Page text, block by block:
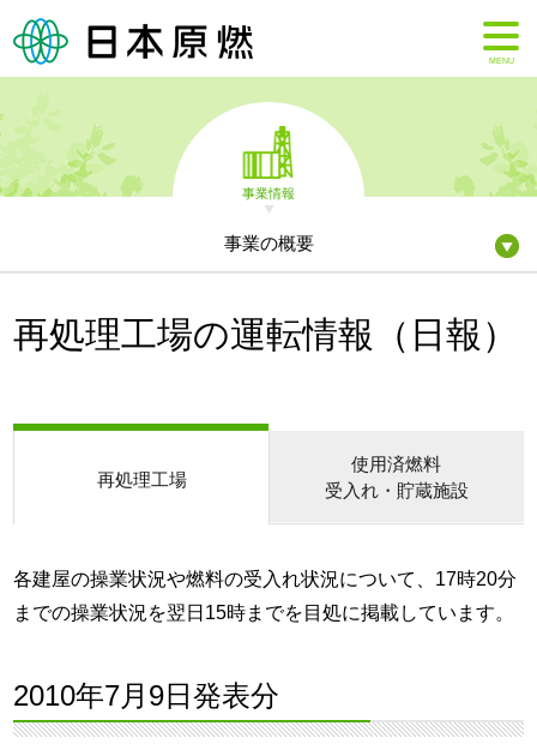
MENU
事業情報
事業の概要
再処理工場の運転情報（日報）
再処理工場
使用済燃料
受入れ・貯蔵施設
各建屋の操業状況や燃料の受入れ状況について、17時20分
までの操業状況を翌日15時までを目処に掲載しています。
2010年7月9日発表分